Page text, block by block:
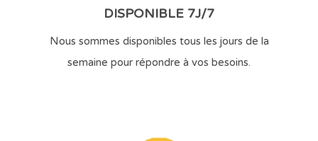
DISPONIBLE 7J/7
Nous sommes disponibles tous les jours de la
semaine pour répondre à vos besoins.